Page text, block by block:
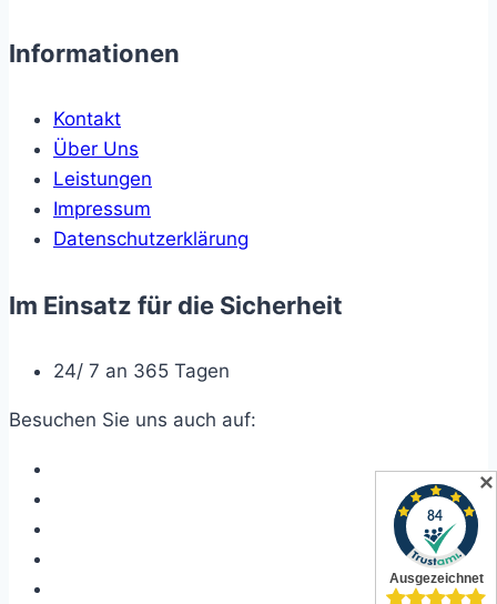
Informationen
Kontakt
Über Uns
Leistungen
Impressum
Datenschutzerklärung
Im Einsatz für die Sicherheit
24/ 7 an 365 Tagen
Besuchen Sie uns auch auf:
✕